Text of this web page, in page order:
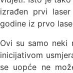
izrađen prvi
godine iz prvo
Ovi su samo neki
inicijativom
se uopće ne